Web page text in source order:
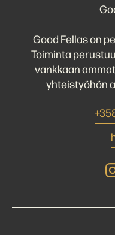
Good Fellas on
Toiminta
vankkaan
yhteistyöhön